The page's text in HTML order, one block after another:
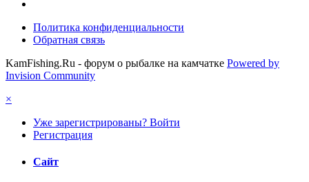
Политика конфиденциальности
Обратная связь
KamFishing.Ru - форум о рыбалке на камчатке Powered by
Invision Community
×
Уже зарегистрированы? Войти
Регистрация
Сайт